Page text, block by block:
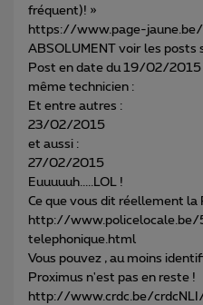
fréquent)! »
https://www.page-
ABSOLUMENT voir les posts
Post en date du 19/02/2015
même technicien :
Et entre autres :
23/02/2015
et aussi :
27/02/2015
Euuuuuh.....LOL !
Ce que vous dit réellement la
http://
telephonique.html
Vous pouvez , au moins
Proximus n'est pas en reste !
http://www.crdc.be/